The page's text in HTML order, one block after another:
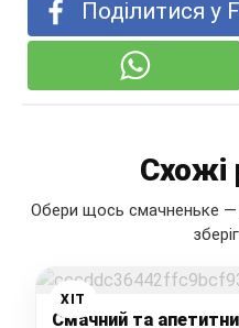
Поділитися у
Схожі
Обери щось смачненьке —
ХІТ
Смачний та